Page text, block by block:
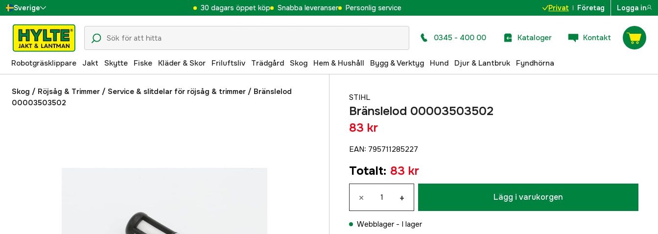
Sverige
Danmark
Suomi
Norge
Deutschland
30 dagars öppet köp Snabba leveranser Personlig service Privat Företag Logga in
0345 - 400 00 Kataloger Kontakt
Robotgräsklippare Jakt Skytte Fiske Kläder & Skor Friluftsliv Trädgård Skog Hem & Hushåll Bygg & Verktyg Hund Djur & Lantbruk Fyndhörna
Skog / Röjsåg & Trimmer / Service & slitdelar för röjsåg & trimmer / Bränslelod
00003503502
STIHL
Bränslelod 00003503502
83 kr
EAN: 795711285227
Totalt: 83 kr
× + Lägg i varukorgen
Webblager - I lager